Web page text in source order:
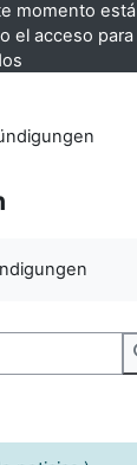
de entrada
momento está
el acceso para